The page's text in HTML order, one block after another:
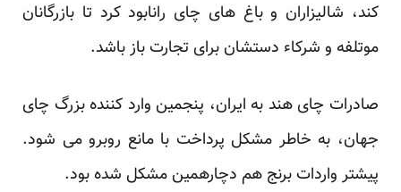
کند، شالیزاران و باغ های چای رانابود کرد تا بازرگانان
موتلفه و شرکاء دستشان برای تجارت باز باشد.
صادرات چای هند به ایران، پنجمین وارد کننده بزرگ چای
جهان، به خاطر مشکل پرداخت با مانع روبرو می شود.
پیشتر واردات برنج هم دچارهمین مشکل شده بود.